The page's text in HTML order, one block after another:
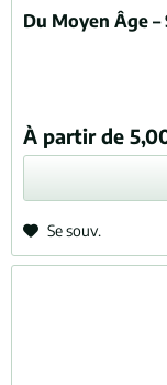
Du Moyen Âge
À partir de
Se souv.